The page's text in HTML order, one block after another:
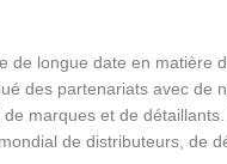
de longue date en matière
des partenariats avec de
marques et de
de distributeurs, de